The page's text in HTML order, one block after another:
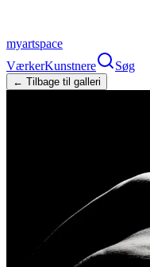
myartspace
VærkerKunstnere Søg
← Tilbage til galleri